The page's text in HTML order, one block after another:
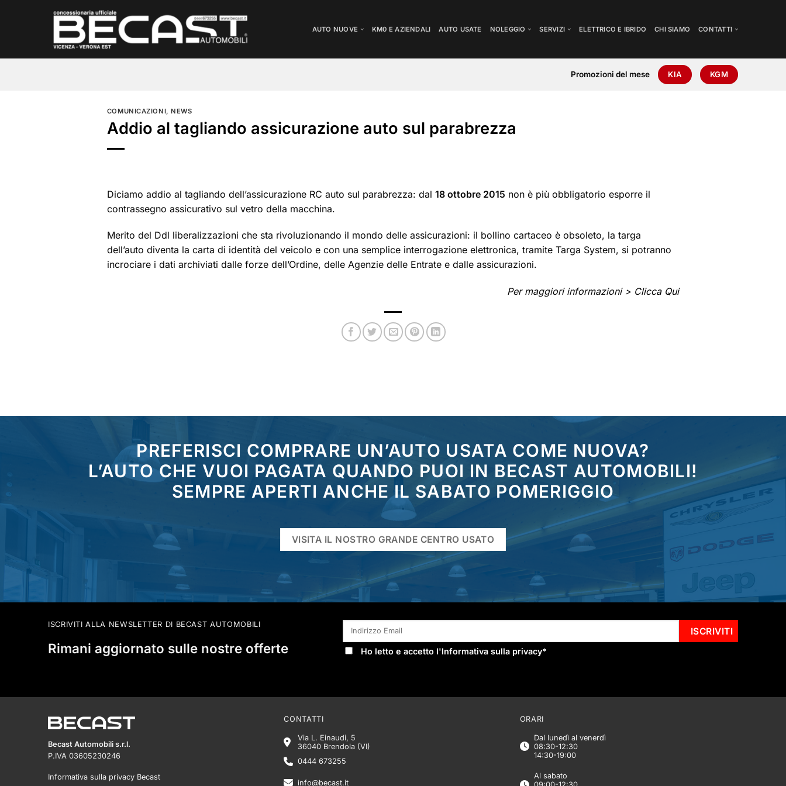
AUTO NUOVE KM0 E AZIENDALI AUTO USATE NOLEGGIO SERVIZI ELETTRICO E IBRIDO CHI SIAMO CONTATTI
Promozioni del mese KIA KGM
COMUNICAZIONI,NEWS
Addio al tagliando assicurazione auto sul parabrezza
Diciamo addio al tagliando dell’assicurazione RC auto sul parabrezza: dal 18 ottobre 2015 non è più obbligatorio esporre il
contrassegno assicurativo sul vetro della macchina.
Merito del Ddl liberalizzazioni che sta rivoluzionando il mondo delle assicurazioni: il bollino cartaceo è obsoleto, la targa
dell’auto diventa la carta di identità del veicolo e con una semplice interrogazione elettronica, tramite Targa System, si potranno
incrociare i dati archiviati dalle forze dell’Ordine, delle Agenzie delle Entrate e dalle assicurazioni.
Per maggiori informazioni > Clicca Qui
PREFERISCI COMPRARE UN’AUTO USATA COME NUOVA?
L’AUTO CHE VUOI PAGATA QUANDO PUOI IN BECAST AUTOMOBILI!
SEMPRE APERTI ANCHE IL SABATO POMERIGGIO
VISITA IL NOSTRO GRANDE CENTRO USATO
ISCRIVITI ALLA NEWSLETTER DI BECAST AUTOMOBILI
Rimani aggiornato sulle nostre offerte Ho letto e accetto l'Informativa sulla privacy*
Becast Automobili s.r.l.
P.IVA 03605230246
Informativa sulla privacy Becast
CONTATTI
Via L. Einaudi, 5
36040 Brendola (VI)
0444 673255
info@becast.it
ORARI
Dal lunedì al venerdì
08:30-12:30
14:30-19:00
Al sabato